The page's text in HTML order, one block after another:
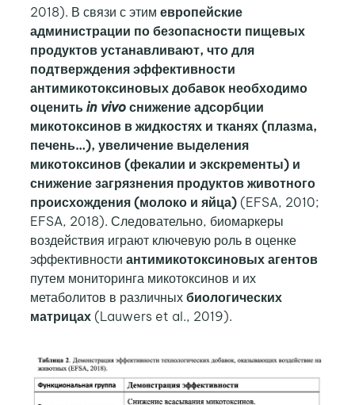
2018). В связи с этим европейские
администрации по безопасности пищевых
продуктов устанавливают, что для
подтверждения эффективности
антимикотоксиновых добавок необходимо
оценить in vivoснижение адсорбции
микотоксинов в жидкостях и тканях (плазма,
печень…), увеличение выделения
микотоксинов (фекалии и экскременты) и
снижение загрязнения продуктов животного
происхождения (молоко и яйца) (EFSA, 2010;
EFSA, 2018). Следовательно, биомаркеры
воздействия играют ключевую роль в оценке
эффективности антимикотоксиновых агентов
путем мониторинга микотоксинов и их
метаболитов в различных биологических
матрицах(Lauwers et al., 2019).